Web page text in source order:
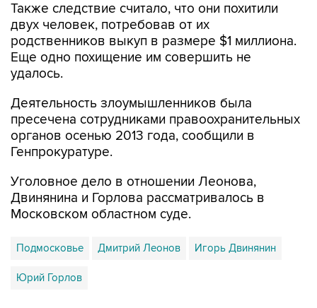
Также следствие считало, что они похитили
двух человек, потребовав от их
родственников выкуп в размере $1 миллиона.
Еще одно похищение им совершить не
удалось.
Деятельность злоумышленников была
пресечена сотрудниками правоохранительных
органов осенью 2013 года, сообщили в
Генпрокуратуре.
Уголовное дело в отношении Леонова,
Двинянина и Горлова рассматривалось в
Московском областном суде.
Подмосковье Дмитрий Леонов Игорь Двинянин
Юрий Горлов